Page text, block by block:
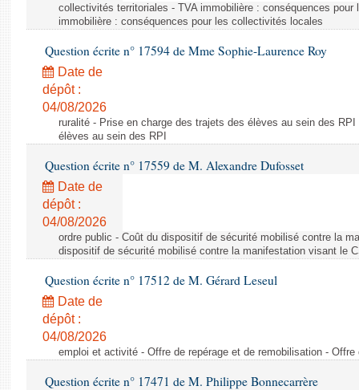
collectivités territoriales - TVA immobilière : conséquences
immobilière : conséquences pour les collectivités locales
Question écrite n° 17594 de Mme Sophie-Laurence Roy
Date de
dépôt :
04/08/2026
ruralité - Prise en charge des trajets des élèves au sein des
élèves au sein des RPI
Question écrite n° 17559 de M. Alexandre Dufosset
Date de
dépôt :
04/08/2026
ordre public - Coût du dispositif de sécurité mobilisé contre la
dispositif de sécurité mobilisé contre la manifestation visant le
Question écrite n° 17512 de M. Gérard Leseul
Date de
dépôt :
04/08/2026
emploi et activité - Offre de repérage et de remobilisation -
Question écrite n° 17471 de M. Philippe Bonnecarrère